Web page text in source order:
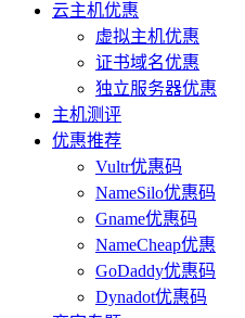
云主机优惠
虚拟主机优惠
证书域名优惠
独立服务器优惠
主机测评
优惠推荐
Vultr优惠码
NameSilo优惠码
Gname优惠码
NameCheap优惠
GoDaddy优惠码
Dynadot优惠码